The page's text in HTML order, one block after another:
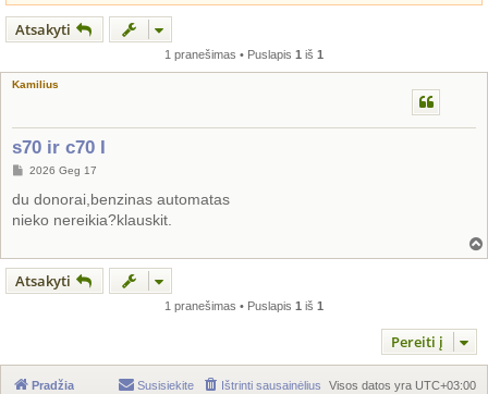
Atsakyti
1 pranešimas • Puslapis 1 iš 1
Kamilius
s70 ir c70 I
S
a
n
d
t
n
2026 Geg 17
du donorai,benzinas automatas
nieko nereikia?klauskit.
Atsakyti
1 pranešimas • Puslapis 1 iš 1
Pereiti į
Pradžia Visos datos yra UTC+03:00
Ištrinti sausainėlius
Susisiekite